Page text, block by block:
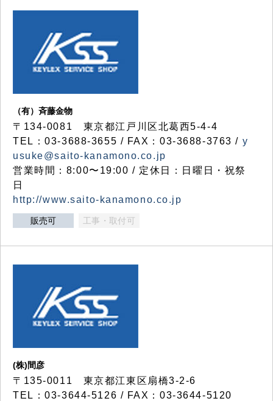
（有）斉藤金物
〒134-0081 東京都江戸川区北葛西5-4-4
TEL：03-3688-3655 / FAX：03-3688-3763 / y
usuke@saito-kanamono.co.jp
営業時間：8:00〜19:00 / 定休日：日曜日・祝祭
日
http://www.saito-kanamono.co.jp
販売可 工事・取付可
(株)間彦
〒135-0011 東京都江東区扇橋3-2-6
TEL：03-3644-5126 / FAX：03-3644-5120